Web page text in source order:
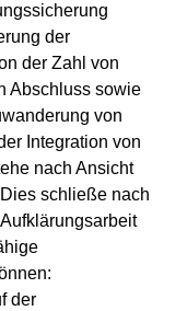
der
der Zahl von
Abschluss sowie
von
Integration von
nach Ansicht
schließe nach
der